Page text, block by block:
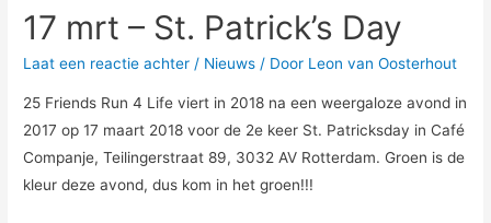
17 mrt – St. Patrick’s Day
Laat een reactie achter / Nieuws / Door Leon van Oosterhout
25 Friends Run 4 Life viert in 2018 na een weergaloze avond in
2017 op 17 maart 2018 voor de 2e keer St. Patricksday in Café
Companje, Teilingerstraat 89, 3032 AV Rotterdam. Groen is de
kleur deze avond, dus kom in het groen!!!